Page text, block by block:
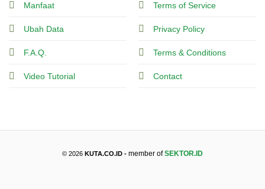
Manfaat
Ubah Data
F.A.Q.
Video Tutorial
Terms of Service
Privacy Policy
Terms & Conditions
Contact
© 2026 KUTA.CO.ID - member ofSEKTOR.ID